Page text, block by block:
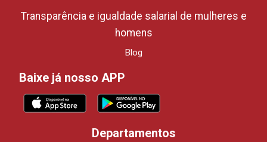
Transparência e igualdade salarial de mulheres e
homens
Blog
Baixe já nosso APP
Departamentos